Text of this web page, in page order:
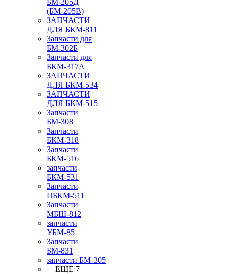
БМ-205Д
(БМ-205В)
ЗАПЧАСТИ
ДЛЯ БКМ-811
Запчасти для
БМ-302Б
Запчасти для
БКМ-317А
ЗАПЧАСТИ
ДЛЯ БКМ-534
ЗАПЧАСТИ
ДЛЯ БКМ-515
Запчасти
БМ-308
Запчасти
БКМ-318
Запчасти
БКМ-516
запчасти
БКМ-531
Запчасти
ПБКМ-511
Запчасти
МБШ-812
запчасти
УБМ-85
Запчасти
БМ-831
запчасти БМ-305
+ ЕЩЕ 7